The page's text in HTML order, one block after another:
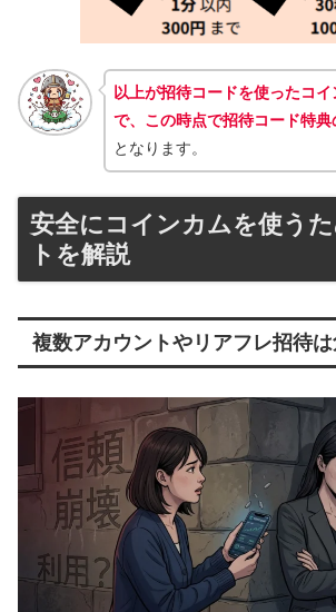
以上が招待コードを使ったコ
で、この時点で招待コード特
となります。
安全にコインカムを使う
トを解説
複数アカウントやリアフレ招待